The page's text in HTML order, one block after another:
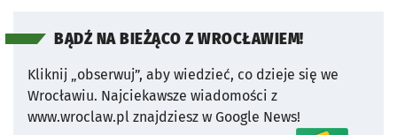
BĄDŹ NA BIEŻĄCO Z WROCŁAWIEM!
Kliknij „obserwuj”, aby wiedzieć, co dzieje się we
Wrocławiu. Najciekawsze wiadomości z
www.wroclaw.pl znajdziesz w Google News!